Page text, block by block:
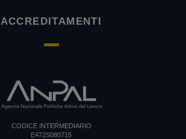
ACCREDITAMENTI
CODICE INTERMEDIARIO
E472S080715